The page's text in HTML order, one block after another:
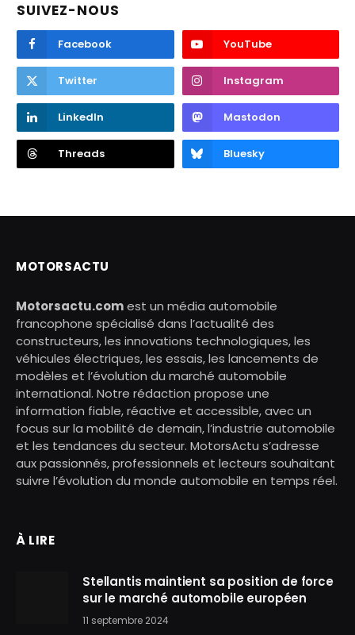
SUIVEZ-NOUS
Facebook YouTube
Twitter Instagram
LinkedIn Mastodon
Threads Bluesky
MOTORSACTU
Motorsactu.comest un média automobile
francophone spécialisé dans l’actualité des
constructeurs, les innovations technologiques, les
véhicules électriques, les essais, les lancements de
modèles et l’évolution du marché automobile
international. Notre rédaction propose une
information fiable, réactive et accessible, avec un
focus sur la mobilité de demain, l’industrie automobile
et les tendances du secteur. MotorsActu s’adresse
aux passionnés, professionnels et lecteurs souhaitant
suivre l’évolution du monde automobile en temps réel.
À LIRE
Stellantis maintient sa position de force
sur le marché automobile européen
11 septembre 2024